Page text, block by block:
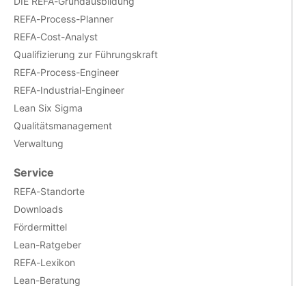
REFA-Process-Planner
REFA-Cost-Analyst
Qualifizierung zur Führungskraft
REFA-Process-Engineer
REFA-Industrial-Engineer
Lean Six Sigma
Qualitätsmanagement
Verwaltung
Service
REFA-Standorte
Downloads
Fördermittel
Lean-Ratgeber
REFA-Lexikon
Lean-Beratung